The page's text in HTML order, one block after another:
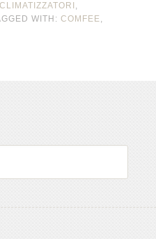
,
WITH: COMFEE,